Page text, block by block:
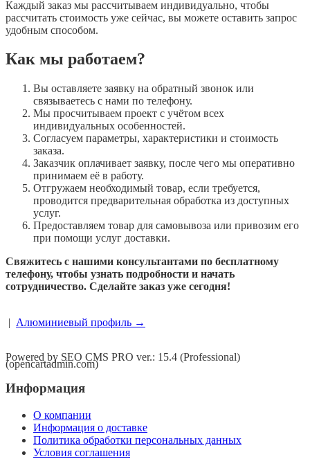
Каждый заказ мы рассчитываем индивидуально, чтобы
рассчитать стоимость уже сейчас, вы можете оставить запрос
удобным способом.
Как мы работаем?
Вы оставляете заявку на обратный звонок или
связываетесь с нами по телефону.
Мы просчитываем проект с учётом всех
индивидуальных особенностей.
Согласуем параметры, характеристики и стоимость
заказа.
Заказчик оплачивает заявку, после чего мы оперативно
принимаем её в работу.
Отгружаем необходимый товар, если требуется,
проводится предварительная обработка из доступных
услуг.
Предоставляем товар для самовывоза или привозим его
при помощи услуг доставки.
Свяжитесь с нашими консультантами по бесплатному
телефону, чтобы узнать подробности и начать
сотрудничество. Сделайте заказ уже сегодня!
| Алюминиевый профиль →
Powered by SEO CMS PRO ver.: 15.4 (Professional)
(opencartadmin.com)
Информация
О компании
Информация о доставке
Политика обработки персональных данных
Условия соглашения